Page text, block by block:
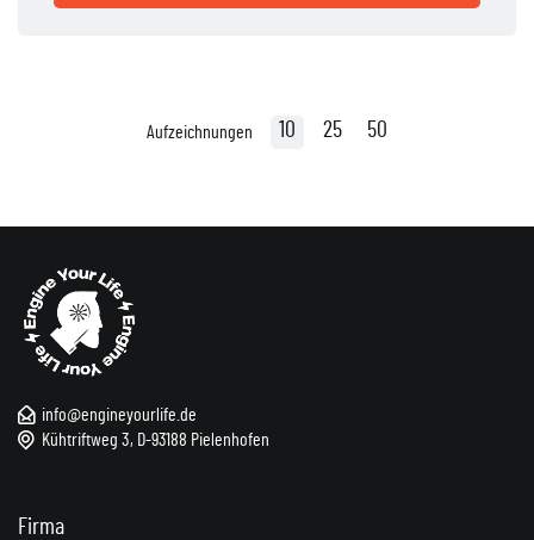
Aufzeichnungen 10 25 50
info@engineyourlife.de
Kühtriftweg 3, D-93188 Pielenhofen
Firma